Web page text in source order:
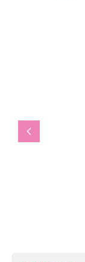
Previous